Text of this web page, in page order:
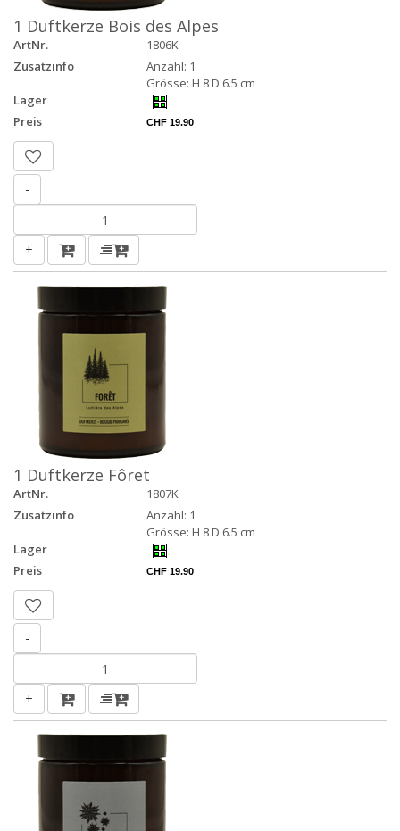
1 Duftkerze Bois des Alpes
ArtNr.
1806K
Zusatzinfo
Anzahl: 1
Grösse: H 8 D 6.5 cm
Lager
Preis
CHF 19.90
-
+
1 Duftkerze Fôret
ArtNr.
1807K
Zusatzinfo
Anzahl: 1
Grösse: H 8 D 6.5 cm
Lager
Preis
CHF 19.90
-
+